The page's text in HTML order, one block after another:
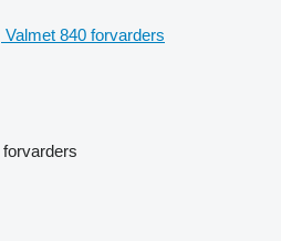
Valmet 840 forvarders